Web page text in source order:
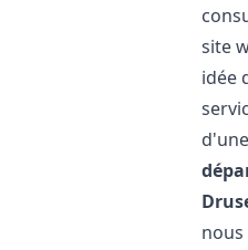
site
idée
d'une
nous